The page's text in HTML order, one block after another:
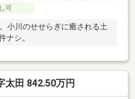
可
小川のせせらぎに癒される土
ナシ。
太田 842.50万円